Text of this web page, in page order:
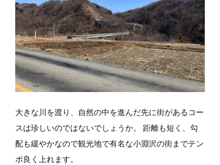
大きな川を渡り、自然の中を進んだ先に街があるコー
スは珍しいのではないでしょうか。 距離も短く、勾
配も緩やかなので観光地で有名な小淵沢の街までテン
ポ良く上れます。